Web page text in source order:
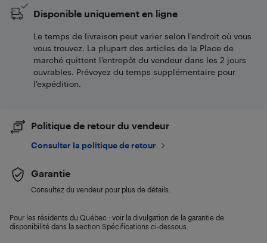
Disponible uniquement en ligne
Le temps de livraison peut varier selon l'endroit où vous
vous trouvez. La plupart des articles de la Place de
marché quittent l’entrepôt du vendeur dans les 2 jours
ouvrables. Prévoyez du temps supplémentaire pour
l’expédition.
Politique de retour du vendeur
Consulter la politique de retour
Garantie
Consultez du vendeur pour plus de détails.
Pour les résidents du Québec : voir la divulgation de la garantie de
disponibilité dans la section Spécifications ci-dessous.